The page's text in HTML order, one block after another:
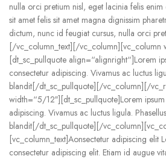
nulla orci pretium nisl, eget lacinia felis
sit amet felis sit amet magna dignissim
dictum, nunc id feugiat cursus, nulla orci
[/vc_column_text][/vc_column][vc_column
[dt_sc_pullquote align=“alignright“]Lorem
consectetur adipiscing. Vivamus ac luctus
blandit[/dt_sc_pullquote][/vc_column][/
width=“5/12″][dt_sc_pullquote]Lorem
adipiscing. Vivamus ac luctus ligula.
blandit[/dt_sc_pullquote][/
[vc_column_text]Aonsectetur adipiscing elit
consectetur adipiscing elit. Etiam id augue